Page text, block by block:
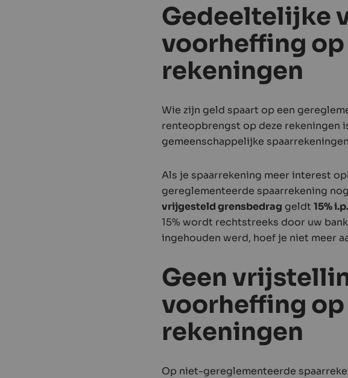
Gedeeltelijke
voorheffing
rekeningen
Wie zijn geld spaart op een
renteopbrengst op deze rekeningen
gemeenschappelijke
Als je spaarrekening meer interest
gereglementeerde spaarrekening
vrijgesteld grensbedrag geldt 15%
15% wordt rechtstreeks door uw
ingehouden werd, hoef je niet meer
Geen
voorheffing
rekeningen
Op niet-gereglementeerde